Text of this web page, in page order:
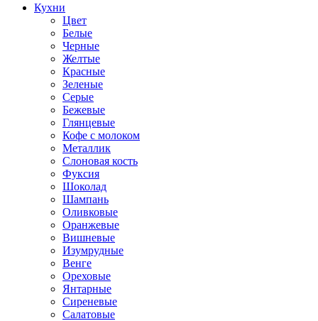
Кухни
Цвет
Белые
Черные
Желтые
Красные
Зеленые
Серые
Бежевые
Глянцевые
Кофе с молоком
Металлик
Слоновая кость
Фуксия
Шоколад
Шампань
Оливковые
Оранжевые
Вишневые
Изумрудные
Венге
Ореховые
Янтарные
Сиреневые
Салатовые